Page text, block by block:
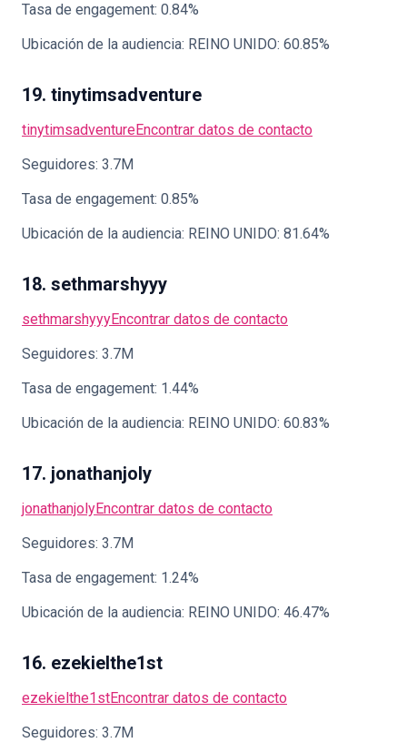
Tasa de engagement: 0.84%
Ubicación de la audiencia: REINO UNIDO: 60.85%
19. tinytimsadventure
tinytimsadventureEncontrar datos de contacto
Seguidores: 3.7M
Tasa de engagement: 0.85%
Ubicación de la audiencia: REINO UNIDO: 81.64%
18. sethmarshyyy
sethmarshyyyEncontrar datos de contacto
Seguidores: 3.7M
Tasa de engagement: 1.44%
Ubicación de la audiencia: REINO UNIDO: 60.83%
17. jonathanjoly
jonathanjolyEncontrar datos de contacto
Seguidores: 3.7M
Tasa de engagement: 1.24%
Ubicación de la audiencia: REINO UNIDO: 46.47%
16. ezekielthe1st
ezekielthe1stEncontrar datos de contacto
Seguidores: 3.7M